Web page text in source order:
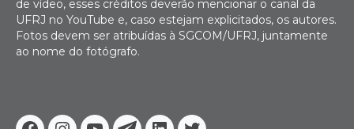
de vídeo, esses créditos deverão mencionar o canal da
UFRJ no YouTube e, caso estejam explicitados, os autores.
Fotos devem ser atribuídas à SGCOM/UFRJ, juntamente
ao nome do fotógrafo.